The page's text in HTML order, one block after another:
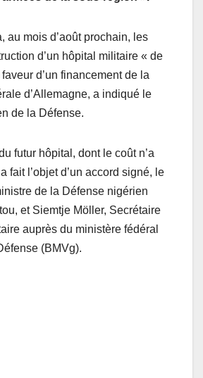
au mois d’août prochain, les
d’un hôpital militaire « de
d’un financement de la
d’Allemagne, a indiqué le
de la Défense.
futur hôpital, dont le coût n’a
fait l’objet d’un accord signé, le
de la Défense nigérien
et Siemtje Möller, Secrétaire
auprès du ministère fédéral
(BMVg).